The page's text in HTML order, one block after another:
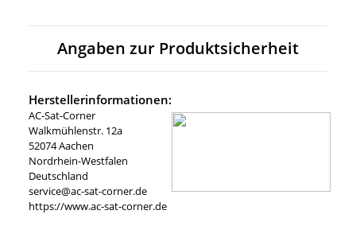
Angaben zur Produktsicherheit
Herstellerinformationen:
AC-Sat-Corner
Walkmühlenstr. 12a
52074 Aachen
Nordrhein-Westfalen
Deutschland
service@ac-sat-corner.de
https://www.ac-sat-corner.de